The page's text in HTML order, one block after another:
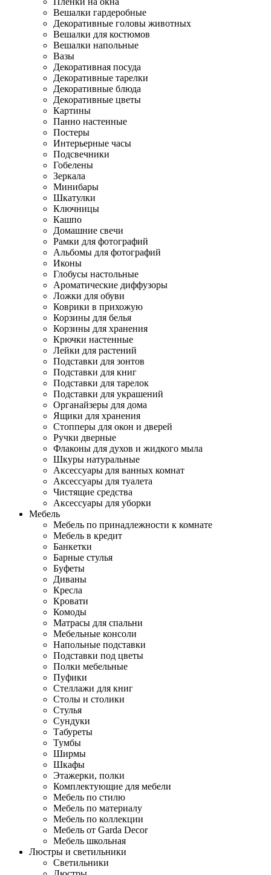
Вешалки гардеробные
Декоративные головы животных
Вешалки для костюмов
Вешалки напольные
Вазы
Декоративная посуда
Декоративные тарелки
Декоративные блюда
Декоративные цветы
Картины
Панно настенные
Постеры
Интерьерные часы
Подсвечники
Гобелены
Зеркала
Минибары
Шкатулки
Ключницы
Кашпо
Домашние свечи
Рамки для фотографий
Альбомы для фотографий
Иконы
Глобусы настольные
Ароматические диффузоры
Ложки для обуви
Коврики в прихожую
Корзины для белья
Корзины для хранения
Крючки настенные
Лейки для растений
Подставки для зонтов
Подставки для книг
Подставки для тарелок
Подставки для украшений
Органайзеры для дома
Ящики для хранения
Стопперы для окон и дверей
Ручки дверные
Флаконы для духов и жидкого мыла
Шкуры натуральные
Аксессуары для ванных комнат
Аксессуары для туалета
Чистящие средства
Аксессуары для уборки
Мебель
Мебель по принадлежности к комнате
Мебель в кредит
Банкетки
Барные стулья
Буфеты
Диваны
Кресла
Кровати
Комоды
Матрасы для спальни
Мебельные консоли
Напольные подставки
Подставки под цветы
Полки мебельные
Пуфики
Стеллажи для книг
Столы и столики
Стулья
Сундуки
Табуреты
Тумбы
Ширмы
Шкафы
Этажерки, полки
Комплектующие для мебели
Мебель по стилю
Мебель по материалу
Мебель по коллекции
Мебель от Garda Decor
Мебель школьная
Люстры и светильники
Светильники